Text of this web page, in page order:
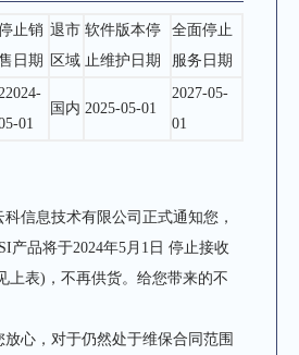
止销
日期
退市
区域
软件版本停
止维护日期
全面停止
服务日期
22024-
01
国内 2025-05-01
2027-05-
01
信息技术有限公司正式通知您，
产品将于2024年5月1日 停止接收
上表)，不再供货。给您带来的不
放心，对于仍然处于维保合同范围